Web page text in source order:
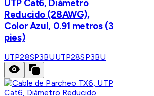
UTP Cat6, Diámetro
Reducido (28AWG),
Color Azul, 0.91 metros (3
pies)
UTP28SP3BUUTP28SP3BU